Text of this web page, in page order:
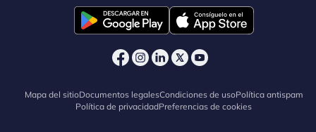
Mapa del sitioDocumentos legalesCondiciones de usoPolítica antispam
Política de privacidadPreferencias de cookies